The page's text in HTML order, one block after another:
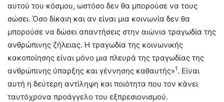
αυτού του κόσμου, ωστόσο δεν θα μπορούσε να τους
σώσει. Όσο δίκαιη και αν είναι μια κοινωνία δεν θα
μπορούσε να δώσει απαντήσεις στην αιώνια τραγωδία της
ανθρώπινης ζήλειας. Η τραγωδία της κοινωνικής
κακοποίησης είναι μόνο μια πλευρά της τραγωδίας της
ανθρώπινης ύπαρξης και γέννησης καθαυτής»1. Είναι
αυτή η δεύτερη αντίληψη και ποιότητα που τον κάνει
ταυτόχρονα προάγγελο του εξπρεσιονισμού.